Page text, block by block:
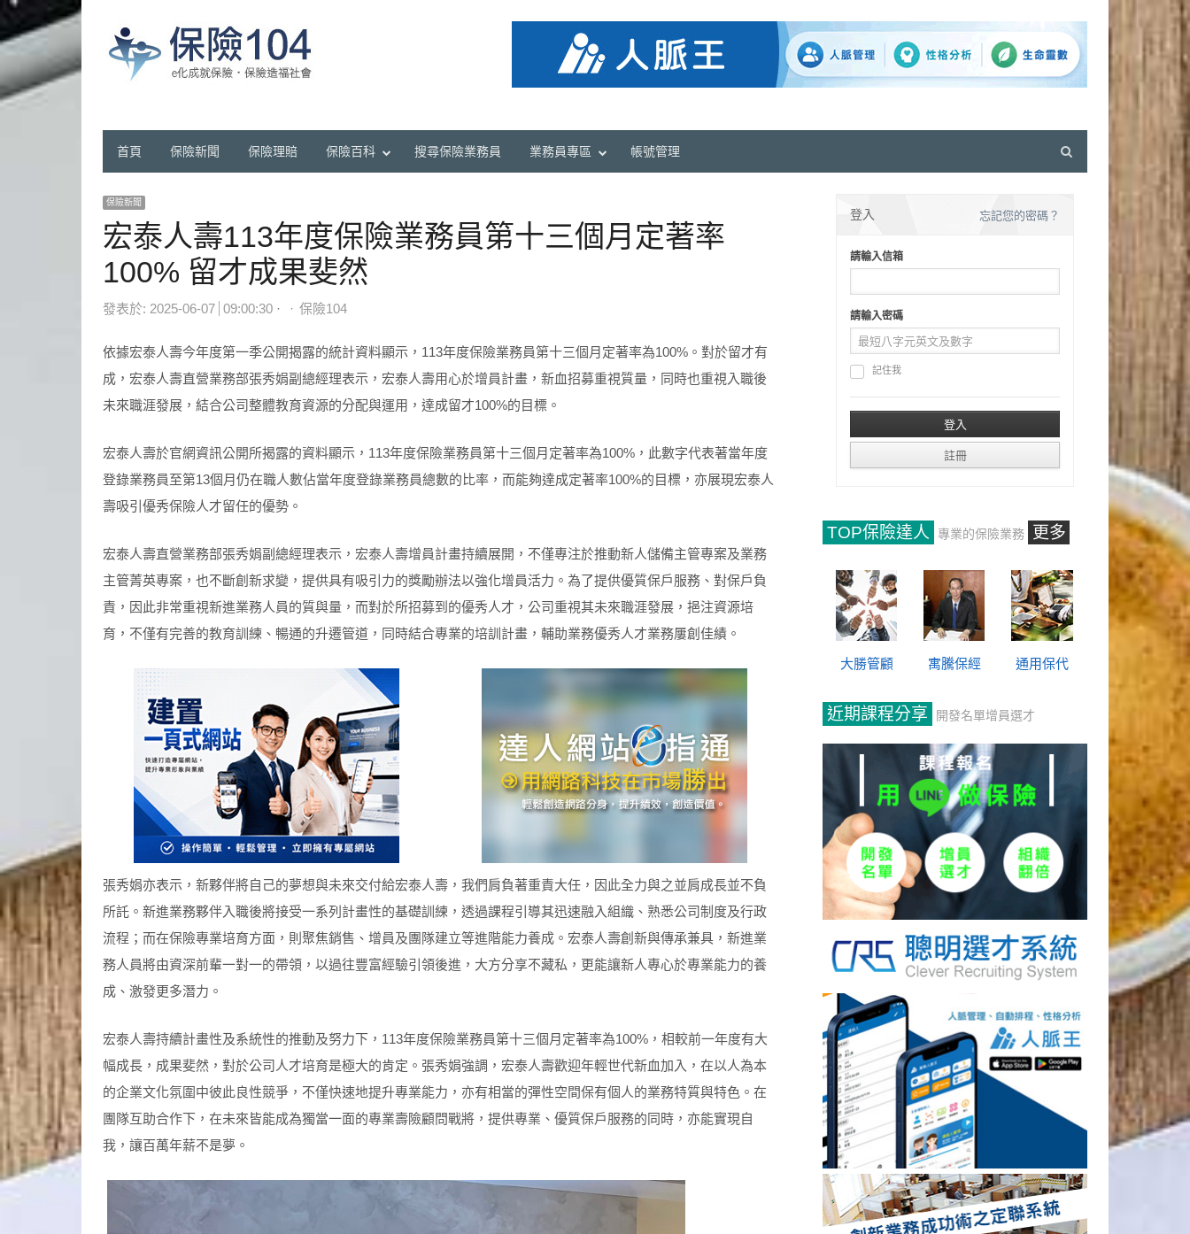
首頁 保險新聞 保險理賠 保險百科 搜尋保險業務員 業務員專區 帳號管理
search
保險新聞
宏泰人壽113年度保險業務員第十三個月定著率
100% 留才成果斐然
發表於: 2025-06-07 09:00:30 Author
保險104
依據宏泰人壽今年度第一季公開揭露的統計資料顯示，113年度保險業務員第十三個月定著率為100%。對於留才有
成，宏泰人壽直營業務部張秀娟副總經理表示，宏泰人壽用心於增員計畫，新血招募重視質量，同時也重視入職後
未來職涯發展，結合公司整體教育資源的分配與運用，達成留才100%的目標。
宏泰人壽於官網資訊公開所揭露的資料顯示，113年度保險業務員第十三個月定著率為100%，此數字代表著當年度
登錄業務員至第13個月仍在職人數佔當年度登錄業務員總數的比率，而能夠達成定著率100%的目標，亦展現宏泰人
壽吸引優秀保險人才留任的優勢。
宏泰人壽直營業務部張秀娟副總經理表示，宏泰人壽增員計畫持續展開，不僅專注於推動新人儲備主管專案及業務
主管菁英專案，也不斷創新求變，提供具有吸引力的獎勵辦法以強化增員活力。為了提供優質保戶服務、對保戶負
責，因此非常重視新進業務人員的質與量，而對於所招募到的優秀人才，公司重視其未來職涯發展，挹注資源培
育，不僅有完善的教育訓練、暢通的升遷管道，同時結合專業的培訓計畫，輔助業務優秀人才業務屢創佳績。
張秀娟亦表示，新夥伴將自己的夢想與未來交付給宏泰人壽，我們肩負著重責大任，因此全力與之並肩成長並不負
所託。新進業務夥伴入職後將接受一系列計畫性的基礎訓練，透過課程引導其迅速融入組織、熟悉公司制度及行政
流程；而在保險專業培育方面，則聚焦銷售、增員及團隊建立等進階能力養成。宏泰人壽創新與傳承兼具，新進業
務人員將由資深前輩一對一的帶領，以過往豐富經驗引領後進，大方分享不藏私，更能讓新人專心於專業能力的養
成、激發更多潛力。
宏泰人壽持續計畫性及系統性的推動及努力下，113年度保險業務員第十三個月定著率為100%，相較前一年度有大
幅成長，成果斐然，對於公司人才培育是極大的肯定。張秀娟強調，宏泰人壽歡迎年輕世代新血加入，在以人為本
的企業文化氛圍中彼此良性競爭，不僅快速地提升專業能力，亦有相當的彈性空間保有個人的業務特質與特色。在
團隊互助合作下，在未來皆能成為獨當一面的專業壽險顧問戰將，提供專業、優質保戶服務的同時，亦能實現自
我，讓百萬年薪不是夢。
登入 忘記您的密碼？
請輸入信箱
請輸入密碼
記住我
TOP保險達人 專業的保險業務 更多
大勝管顧 寓騰保經 通用保代
近期課程分享 開發名單增員選才